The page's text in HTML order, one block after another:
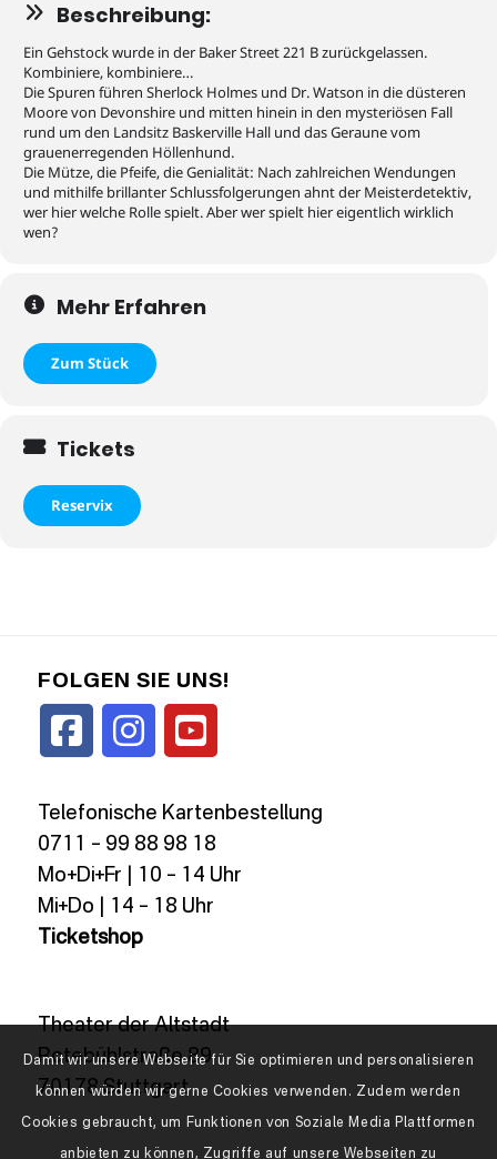
Beschreibung:
Ein Gehstock wurde in der Baker Street 221 B zurückgelassen.
Kombiniere, kombiniere…
Die Spuren führen Sherlock Holmes und Dr. Watson in die düsteren
Moore von Devonshire und mitten hinein in den mysteriösen Fall
rund um den Landsitz Baskerville Hall und das Geraune vom
grauenerregenden Höllenhund.
Die Mütze, die Pfeife, die Genialität: Nach zahlreichen Wendungen
und mithilfe brillanter Schlussfolgerungen ahnt der Meisterdetektiv,
wer hier welche Rolle spielt. Aber wer spielt hier eigentlich wirklich
wen?
Mehr Erfahren
Zum Stück
Tickets
Reservix
FOLGEN SIE UNS!
Telefonische Kartenbestellung
0711 – 99 88 98 18
Mo+Di+Fr | 10 – 14 Uhr
Mi+Do | 14 – 18 Uhr
Ticketshop
Theater der Altstadt
Rotebühlstraße 89
70178 Stuttgart
Damit wir unsere Webseite für Sie optimieren und personalisieren
können würden wir gerne Cookies verwenden. Zudem werden
Cookies gebraucht, um Funktionen von Soziale Media Plattformen
anbieten zu können, Zugriffe auf unsere Webseiten zu